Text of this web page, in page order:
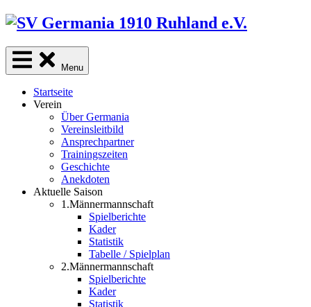
Skip
content
Menu
Startseite
Verein
Über Germania
Vereinsleitbild
Ansprechpartner
Trainingszeiten
Geschichte
Anekdoten
Aktuelle Saison
1.Männermannschaft
Spielberichte
Kader
Statistik
Tabelle / Spielplan
2.Männermannschaft
Spielberichte
Kader
Statistik